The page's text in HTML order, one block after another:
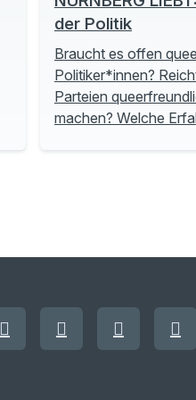
der Politik
Braucht es offen
Politiker*innen?
Parteien
machen? Welche